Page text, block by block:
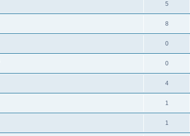
5
8
0
0
4
1
1